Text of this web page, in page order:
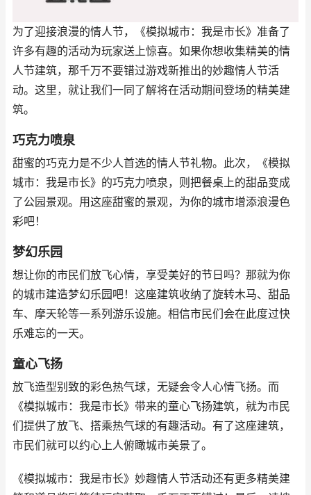
为了迎接浪漫的情人节，《模拟城市：我是市长》准备了
许多有趣的活动为玩家送上惊喜。如果你想收集精美的情
人节建筑，那千万不要错过游戏新推出的妙趣情人节活
动。这里，就让我们一同了解将在活动期间登场的精美建
筑。
巧克力喷泉
甜蜜的巧克力是不少人首选的情人节礼物。此次，《模拟
城市：我是市长》的巧克力喷泉，则把餐桌上的甜品变成
了公园景观。用这座甜蜜的景观，为你的城市增添浪漫色
彩吧！
梦幻乐园
想让你的市民们放飞心情，享受美好的节日吗？那就为你
的城市建造梦幻乐园吧！这座建筑收纳了旋转木马、甜品
车、摩天轮等一系列游乐设施。相信市民们会在此度过快
乐难忘的一天。
童心飞扬
放飞造型别致的彩色热气球，无疑会令人心情飞扬。而
《模拟城市：我是市长》带来的童心飞扬建筑，就为市民
们提供了放飞、搭乘热气球的有趣活动。有了这座建筑，
市民们就可以约心上人俯瞰城市美景了。
《模拟城市：我是市长》妙趣情人节活动还有更多精美建